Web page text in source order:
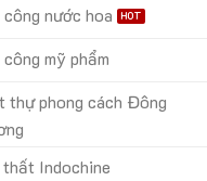
công nước hoa
công mỹ phẩm
thự phong cách Đông
thất Indochine